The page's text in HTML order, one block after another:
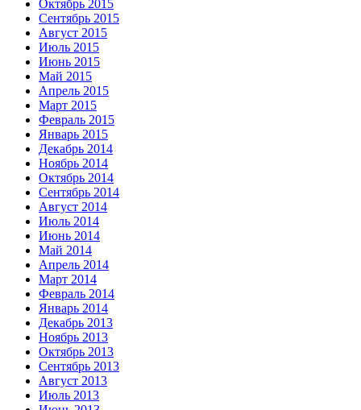
Октябрь 2015
Сентябрь 2015
Август 2015
Июль 2015
Июнь 2015
Май 2015
Апрель 2015
Март 2015
Февраль 2015
Январь 2015
Декабрь 2014
Ноябрь 2014
Октябрь 2014
Сентябрь 2014
Август 2014
Июль 2014
Июнь 2014
Май 2014
Апрель 2014
Март 2014
Февраль 2014
Январь 2014
Декабрь 2013
Ноябрь 2013
Октябрь 2013
Сентябрь 2013
Август 2013
Июль 2013